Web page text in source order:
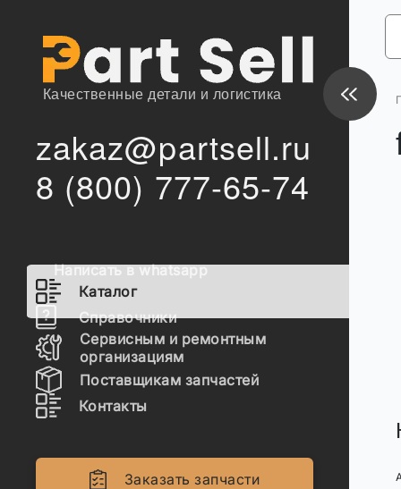
Качественные детали и логистика
zakaz@partsell.ru
8 (800) 777-65-74
Написать в whatsapp
Каталог
Справочники
Сервисным и ремонтным
организациям
Поставщикам запчастей
Контакты
Заказать запчасти